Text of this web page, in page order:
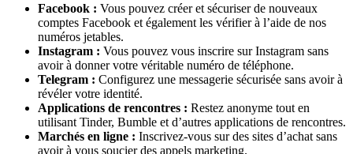
Facebook : Vous pouvez créer et sécuriser de nouveaux
comptes Facebook et également les vérifier à l’aide de nos
numéros jetables.
Instagram : Vous pouvez vous inscrire sur Instagram sans
avoir à donner votre véritable numéro de téléphone.
Telegram : Configurez une messagerie sécurisée sans avoir à
révéler votre identité.
Applications de rencontres : Restez anonyme tout en
utilisant Tinder, Bumble et d’autres applications de rencontres.
Marchés en ligne : Inscrivez-vous sur des sites d’achat sans
avoir à vous soucier des appels marketing.